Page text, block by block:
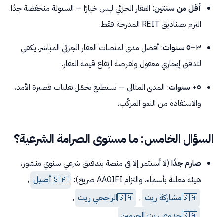
أقل من سنتين: العقار الجزئي ليس خيارًا — السيولة منخفضة جدًا.
التزم بصناديق REIT المدرجة فقط.
٣–٥ سنوات
: أفضل مدى لمنصات العقار الجزئي المباشر. يكفي
لتدفق إيجاري معقول ولفرصة ارتفاع قيمة العقار.
٥+ سنوات
: المدى المثالي — تستطيع تحمّل تقلبات قصيرة الأمد،
والاستفادة من النمو المركّب.
السؤال الخامس: ما مستوى الصرامة الشرعية؟
صارم جدًا (لا أستثمر إلا في منصة بتدقيق شرعي سنوي منشور،
هيئة معلنة بأسماء، والتزام AAOIFI صريح):
🇸🇦أصيل ,
🇸🇦مشاركة ريت ,
🇸🇦الراجحي ريت ,